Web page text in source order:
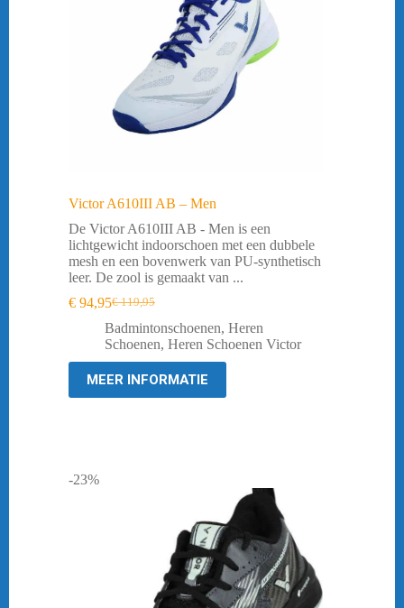
Victor A610III AB – Men
De Victor A610III AB - Men is een
lichtgewicht indoorschoen met een dubbele
mesh en een bovenwerk van PU-synthetisch
leer. De zool is gemaakt van ...
€119,95
Oorspronkelijke
prijs
was:
€ 94,95Huidige
prijs
is:
Badmintonschoenen, Heren
Schoenen, Heren Schoenen Victor
MEER INFORMATIE
-23%